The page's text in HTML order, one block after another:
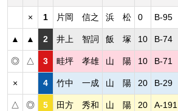
× 1 片岡 信之 浜 松 0 B-95
▲ ▲ 2 井上 智詞 飯 塚 10 B-74
◎ △ 3 畦坪 孝雄 山 陽 10 B-71
× 4 竹中 一成 山 陽 20 B-29
△ ◎ 5 田方 秀和 山 陽 20 A-191